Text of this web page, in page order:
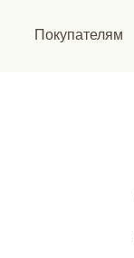
Покупателям